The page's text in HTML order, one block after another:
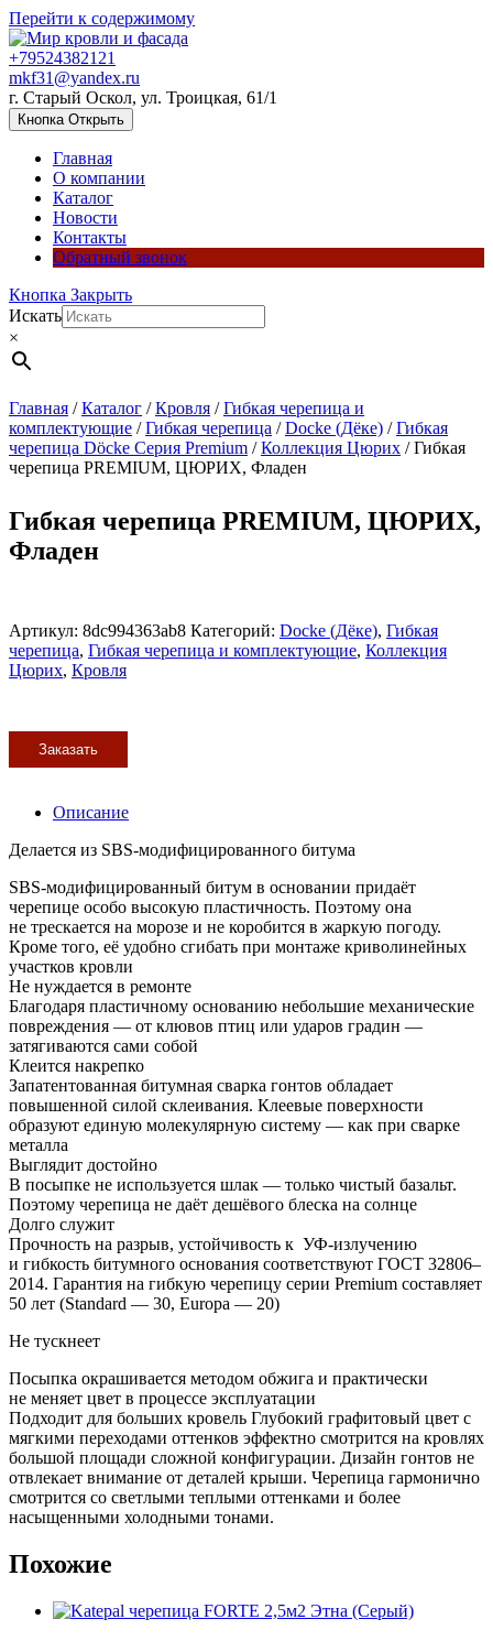
Перейти к содержимому
+79524382121
mkf31@yandex.ru
г. Старый Оскол, ул. Троицкая, 61/1
Кнопка Открыть
Главная
О компании
Каталог
Новости
Контакты
Обратный звонок
Кнопка Закрыть
Искать
×
Главная /Каталог /Кровля /Гибкая черепица и
комплектующие /Гибкая черепица /Docke (Дёке) /Гибкая
черепица Döcke Серия Premium /Коллекция Цюрих / Гибкая
черепица PREMIUM, ЦЮРИХ, Фладен
Гибкая черепица PREMIUM, ЦЮРИХ,
Фладен
Артикул: 8dc994363ab8 Категорий: Docke (Дёке), Гибкая
черепица, Гибкая черепица и комплектующие, Коллекция
Цюрих, Кровля
Заказать
Описание
Делается из SBS-модифицированного битума
SBS-модифицированный битум в основании придаёт
черепице особо высокую пластичность. Поэтому она
не трескается на морозе и не коробится в жаркую погоду.
Кроме того, её удобно сгибать при монтаже криволинейных
участков кровли
Не нуждается в ремонте
Благодаря пластичному основанию небольшие механические
повреждения — от клювов птиц или ударов градин —
затягиваются сами собой
Клеится накрепко
Запатентованная битумная сварка гонтов обладает
повышенной силой склеивания. Клеевые поверхности
образуют единую молекулярную систему — как при сварке
металла
Выглядит достойно
В посыпке не используется шлак — только чистый базальт.
Поэтому черепица не даёт дешёвого блеска на солнце
Долго служит
Прочность на разрыв, устойчивость к УФ-излучению
и гибкость битумного основания соответствуют ГОСТ 32806–
2014. Гарантия на гибкую черепицу серии Premium составляет
50 лет (Standard — 30, Europa — 20)
Не тускнеет
Посыпка окрашивается методом обжига и практически
не меняет цвет в процессе эксплуатации
Подходит для больших кровель Глубокий графитовый цвет с
мягкими переходами оттенков эффектно смотрится на кровлях
большой площади сложной конфигурации. Дизайн гонтов не
отвлекает внимание от деталей крыши. Черепица гармонично
смотрится со светлыми теплыми оттенками и более
насыщенными холодными тонами.
Похожие